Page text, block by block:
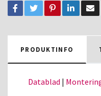
PRODUKTINFO
Datablad |